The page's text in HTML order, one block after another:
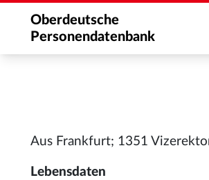
Oberdeutsche
Personendatenbank
Aus Frankfurt; 1351
Lebensdaten